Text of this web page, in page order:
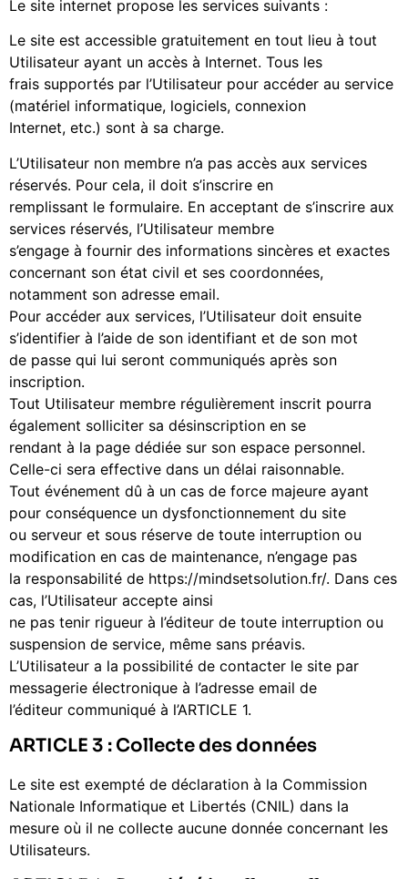
Le site internet propose les services suivants :
Le site est accessible gratuitement en tout lieu à tout
Utilisateur ayant un accès à Internet. Tous les
frais supportés par l’Utilisateur pour accéder au service
(matériel informatique, logiciels, connexion
Internet, etc.) sont à sa charge.
L’Utilisateur non membre n’a pas accès aux services
réservés. Pour cela, il doit s’inscrire en
remplissant le formulaire. En acceptant de s’inscrire aux
services réservés, l’Utilisateur membre
s’engage à fournir des informations sincères et exactes
concernant son état civil et ses coordonnées,
notamment son adresse email.
Pour accéder aux services, l’Utilisateur doit ensuite
s’identifier à l’aide de son identifiant et de son mot
de passe qui lui seront communiqués après son
inscription.
Tout Utilisateur membre régulièrement inscrit pourra
également solliciter sa désinscription en se
rendant à la page dédiée sur son espace personnel.
Celle-ci sera effective dans un délai raisonnable.
Tout événement dû à un cas de force majeure ayant
pour conséquence un dysfonctionnement du site
ou serveur et sous réserve de toute interruption ou
modification en cas de maintenance, n’engage pas
la responsabilité de https://mindsetsolution.fr/. Dans ces
cas, l’Utilisateur accepte ainsi
ne pas tenir rigueur à l’éditeur de toute interruption ou
suspension de service, même sans préavis.
L’Utilisateur a la possibilité de contacter le site par
messagerie électronique à l’adresse email de
l’éditeur communiqué à l’ARTICLE 1.
ARTICLE 3 : Collecte des données
Le site est exempté de déclaration à la Commission
Nationale Informatique et Libertés (CNIL) dans la
mesure où il ne collecte aucune donnée concernant les
Utilisateurs.